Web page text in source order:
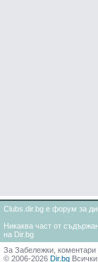
Clubs.dir.bg е форум за
Никаква част от
на Dir.bg
За Забележки,
© 2006-2026 Dir.bg